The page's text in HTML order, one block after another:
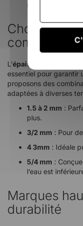
mouvement au
Choisir la
combinaison
L'épaisseur
essentiel pour garantir
proposons des
adaptées à diverses
1.5 à 2 mm :
plus.
3/2 mm : Pour
4 3mm : Idéale
5/4 mm :
l’eau est
Marques
durabilité